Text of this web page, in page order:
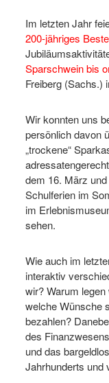
Im letzten Jahr
200-jähriges
Sparschwein bis
Freiberg (Sachs.)
Wir konnten uns
persönlich davon
„trockene“
dem 16. März
Schulferien im
im
sehen.
Wie auch im
interaktiv
wir? Warum legen
welche Wünsche
bezahlen?
des
und das
Jahrhunderts und